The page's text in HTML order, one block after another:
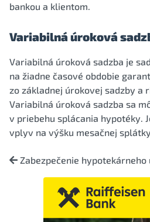
bankou a klientom.
Variabilná úroková
Variabilná úroková sadzba je
na žiadne časové obdobie
zo základnej úrokovej sadzby a
Variabilná úroková sadzba sa
v priebehu splácania hypotéky.
vplyv na výšku mesačnej
Zabezpečenie hypotekárneho